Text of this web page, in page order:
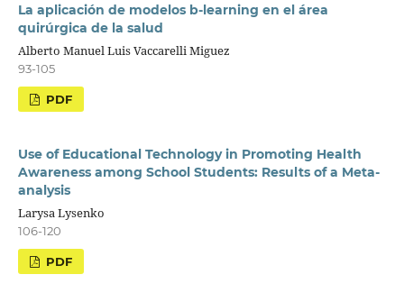
La aplicación de modelos b-learning en el área
quirúrgica de la salud
Alberto Manuel Luis Vaccarelli Miguez
93-105
PDF
Use of Educational Technology in Promoting Health
Awareness among School Students: Results of a Meta-
analysis
Larysa Lysenko
106-120
PDF